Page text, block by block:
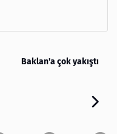
Baklan'a çok yakıştı